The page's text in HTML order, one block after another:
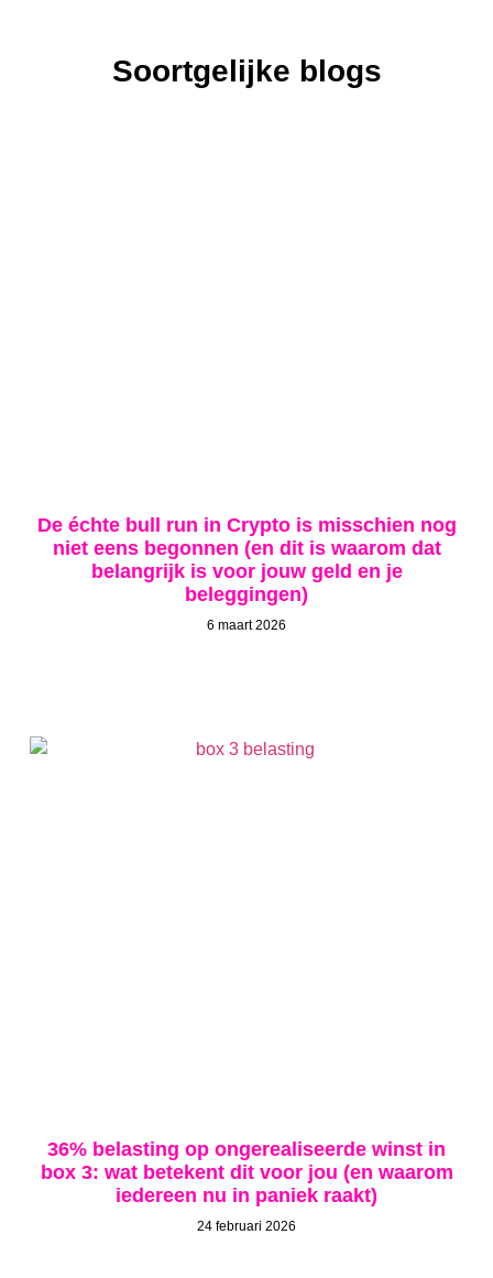
Soortgelijke blogs
De échte bull run in Crypto is misschien nog
niet eens begonnen (en dit is waarom dat
belangrijk is voor jouw geld en je
beleggingen)
6 maart 2026
36% belasting op ongerealiseerde winst in
box 3: wat betekent dit voor jou (en waarom
iedereen nu in paniek raakt)
24 februari 2026